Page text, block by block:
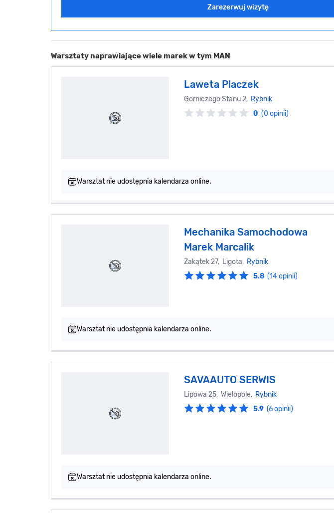
Zarezerwuj wizytę
Warsztaty naprawiające wiele marek w tym MAN
Laweta Placzek
Gorniczego Stanu 2, Rybnik
0 (0 opinii)
Warsztat nie udostępnia kalendarza online.
Mechanika Samochodowa
Marek Marcalik
Zakątek 27, Ligota, Rybnik
5.8 (14 opinii)
Warsztat nie udostępnia kalendarza online.
SAVAAUTO SERWIS
Lipowa 25, Wielopole, Rybnik
5.9 (6 opinii)
Warsztat nie udostępnia kalendarza online.